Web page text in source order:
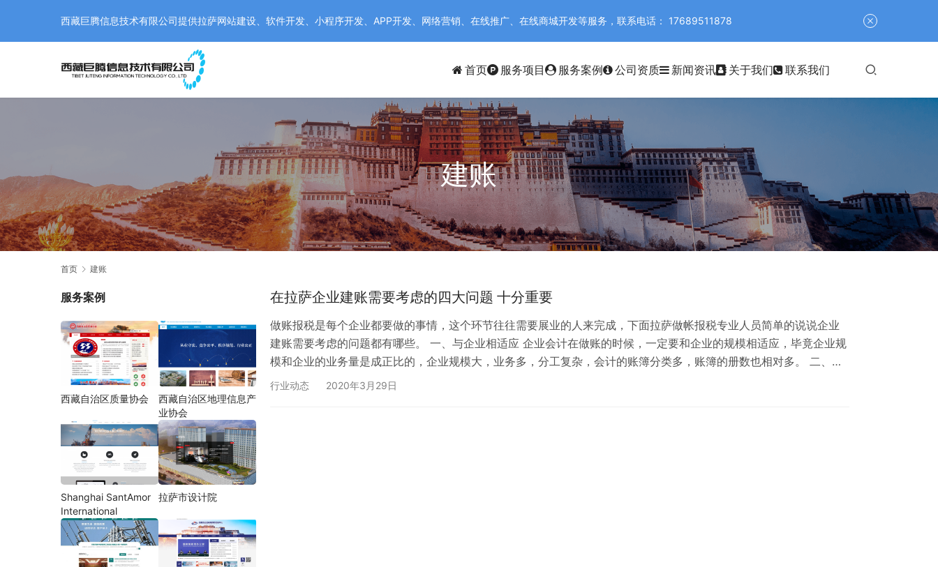
西藏巨腾信息技术有限公司提供拉萨网站建设、软件开发、小程序开发、APP开发、网络营销、在线推广、在线商城开发等服务，联系电话： 17689511878
首页 服务项目 服务案例 公司资质 新闻资讯 关于我们 联系我们
建账
首页 建账
在拉萨企业建账需要考虑的四大问题 十分重要
做账报税是每个企业都要做的事情，这个环节往往需要展业的人来完成，下面拉萨做帐报税专业人员简单的说说企业
建账需要考虑的问题都有哪些。 一、与企业相适应 企业会计在做账的时候，一定要和企业的规模相适应，毕竟企业规
模和企业的业务量是成正比的，企业规模大，业务多，分工复杂，会计的账簿分类多，账簿的册数也相对多。 二、依
据企业管理的需要 企业会计在建立账簿的时候，一定要满足企业管理的需要，账簿是为企业管理服务的，所以在建账
行业动态 2020年3月29日
服务案例
西藏自治区质量协会
西藏自治区地理信息产
业协会
Shanghai SantAmor
International
拉萨市设计院